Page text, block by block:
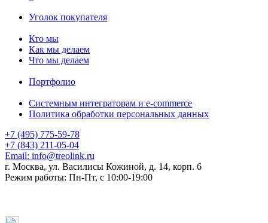
Уголок покупателя
Кто мы
Как мы делаем
Что мы делаем
Портфолио
Системным интеграторам и e-commerce
Политика обработки персональных данных
+7 (495) 775-59-78
+7 (843) 211-05-04
Email: info@treolink.ru
г. Москва, ул. Василисы Кожиной, д. 14, корп. 6
Режим работы: Пн-Пт, с 10:00-19:00